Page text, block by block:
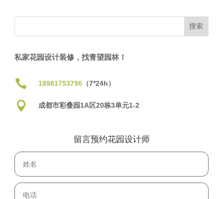
私家花园设计装修，找青望园林！
 18981753796（7*24h）
 成都市彩叠园1A区20栋3单元1-2
留言预约花园设计师